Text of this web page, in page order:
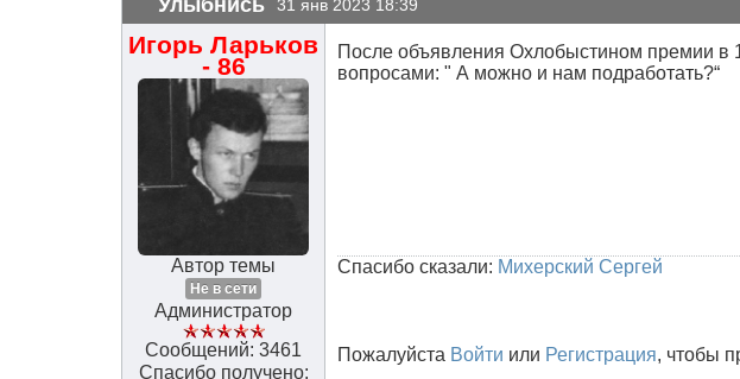
31 янв 2023 18:39
Игорь Ларьков
- 86
Автор темы
Не в сети
Администратор
Сообщений: 3461
Спасибо получено:
После объявления Охлобыстином премии в
вопросами: " А можно и нам подработать?“
Спасибо сказали: Михерский Сергей
Пожалуйста Войти или Регистрация, чтобы